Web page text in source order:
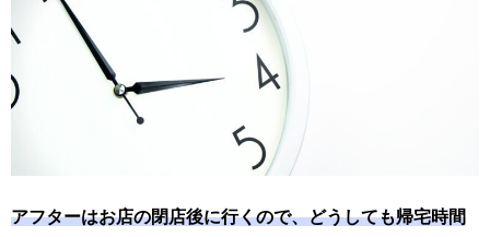
アフターはお店の閉店後に行くので、どうしても帰宅時間